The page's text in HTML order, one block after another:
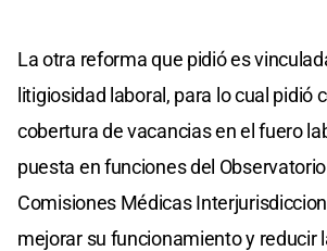
La otra reforma que pidió es
litigiosidad laboral, para lo cual pidió
cobertura de vacancias en el fuero
puesta en funciones del
Comisiones Médicas
mejorar su funcionamiento y reducir